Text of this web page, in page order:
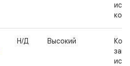
Н/Д Высокий